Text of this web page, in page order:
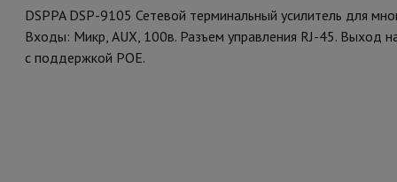
DSPPA DSP-9105 Сетевой терминальный усилитель для
Входы: Микр, AUX, 100в. Разъем управления RJ-45. Выход
с поддержкой POE.